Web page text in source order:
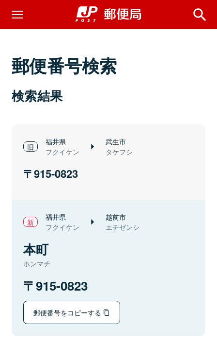
郵便番号検索
検索結果
福井県
フクイケン
武生市
タケフシ
915-0823
福井県
フクイケン
越前市
エチゼンシ
本町
ホンマチ
915-0823
郵便番号をコピーする